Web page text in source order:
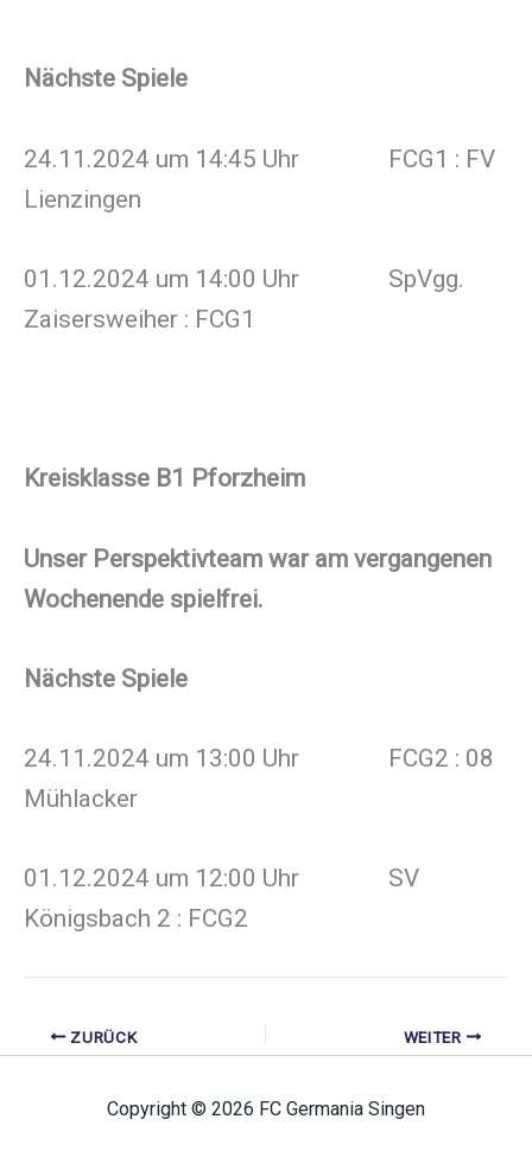
Nächste Spiele
24.11.2024 um 14:45 Uhr FCG1 : FV
Lienzingen
01.12.2024 um 14:00 Uhr SpVgg.
Zaisersweiher : FCG1
Kreisklasse B1 Pforzheim
Unser Perspektivteam war am vergangenen
Wochenende spielfrei.
Nächste Spiele
24.11.2024 um 13:00 Uhr FCG2 : 08
Mühlacker
01.12.2024 um 12:00 Uhr SV
Königsbach 2 : FCG2
ZURÜCK WEITER
Copyright © 2026 FC Germania Singen